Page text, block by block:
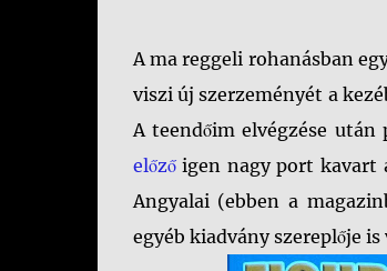
A ma reggeli rohanásban
viszi új szerzeményét a
A teendőim elvégzése
előzőigen nagy port kavart
Angyalai (ebben a
egyéb kiadvány szereplője